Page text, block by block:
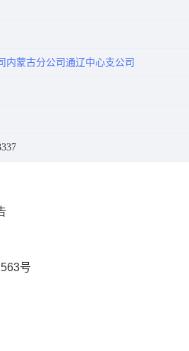
内蒙古分公司通辽中心支公司
号